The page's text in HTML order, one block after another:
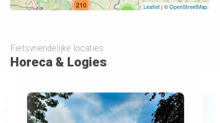
210
7
Leaflet| ©OpenStreetMap
Fietsvriendelijke locaties
Horeca & Logies